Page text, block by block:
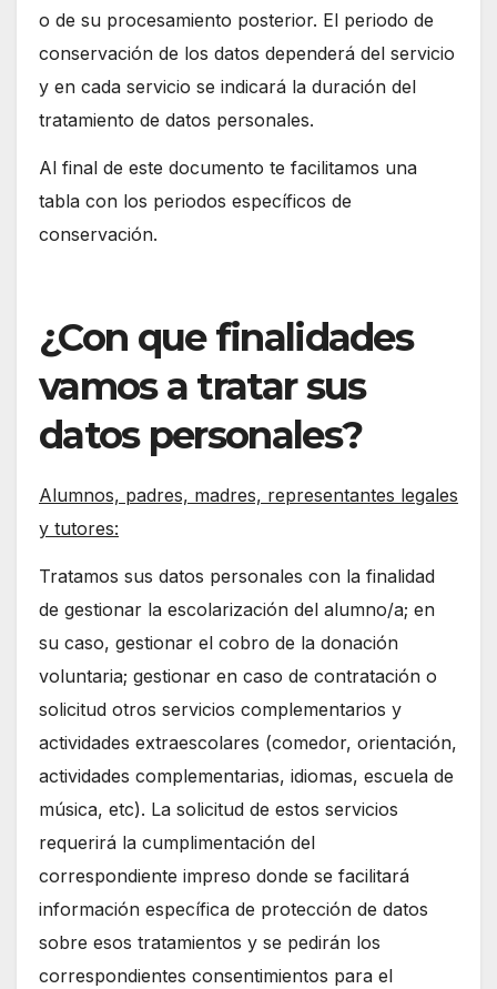
o de su procesamiento posterior. El periodo de
conservación de los datos dependerá del servicio
y en cada servicio se indicará la duración del
tratamiento de datos personales.
Al final de este documento te facilitamos una
tabla con los periodos específicos de
conservación.
¿Con que finalidades
vamos a tratar sus
datos personales?
Alumnos, padres, madres, representantes legales
y tutores:
Tratamos sus datos personales con la finalidad
de gestionar la escolarización del alumno/a; en
su caso, gestionar el cobro de la donación
voluntaria; gestionar en caso de contratación o
solicitud otros servicios complementarios y
actividades extraescolares (comedor, orientación,
actividades complementarias, idiomas, escuela de
música, etc). La solicitud de estos servicios
requerirá la cumplimentación del
correspondiente impreso donde se facilitará
información específica de protección de datos
sobre esos tratamientos y se pedirán los
correspondientes consentimientos para el